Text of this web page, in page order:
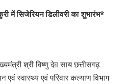
में सिजेरियन डिलीवरी का शुभारंभ*
श्री विष्णु देव साय छत्तीसगढ़
एवं स्वास्थ्य एवं परिवार कल्याण विभाग